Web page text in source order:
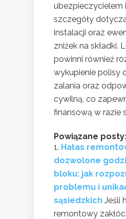
ubezpieczycielem
szczegóły
instalacji oraz
zniżek na składki.
powinni również
wykupienie polisy
zalania oraz
cywilną, co
finansową w razie
Powiązane posty:
Hałas
dozwolone
bloku: jak
problemu i
sąsiedzkich Jeśli
remontowy